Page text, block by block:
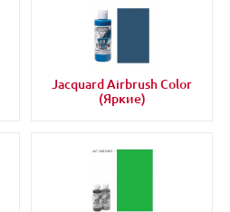
Jacquard Airbrush Color
(Яркие)